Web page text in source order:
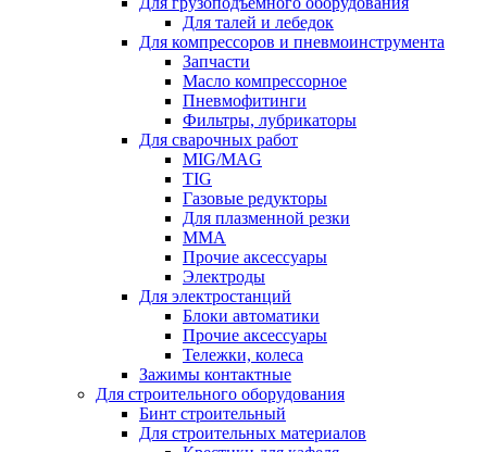
Для талей и лебедок
Для компрессоров и пневмоинструмента
Запчасти
Масло компрессорное
Пневмофитинги
Фильтры, лубрикаторы
Для сварочных работ
MIG/MAG
TIG
Газовые редукторы
Для плазменной резки
ММА
Прочие аксессуары
Электроды
Для электростанций
Блоки автоматики
Прочие аксессуары
Тележки, колеса
Зажимы контактные
Для строительного оборудования
Бинт строительный
Для строительных материалов